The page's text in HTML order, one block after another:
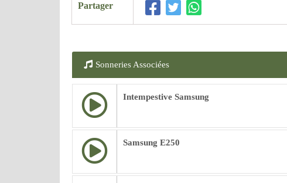
Partager
Sonneries Associées
Intempestive Samsung
Samsung E250